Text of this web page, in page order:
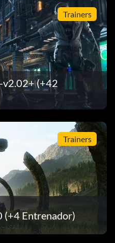
Trainers
(+42
Trainers
(+4 Entrenador)